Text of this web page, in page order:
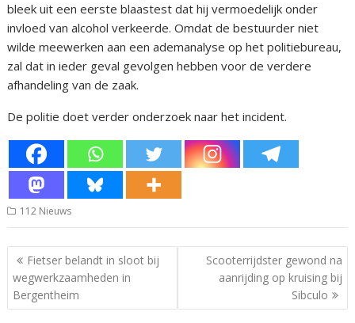
bleek uit een eerste blaastest dat hij vermoedelijk onder
invloed van alcohol verkeerde. Omdat de bestuurder niet
wilde meewerken aan een ademanalyse op het politiebureau,
zal dat in ieder geval gevolgen hebben voor de verdere
afhandeling van de zaak.
De politie doet verder onderzoek naar het incident.
112 Nieuws
Bericht
navigatie
Fietser belandt in sloot bij
wegwerkzaamheden in
Bergentheim
Scooterrijdster gewond na
aanrijding op kruising bij
Sibculo